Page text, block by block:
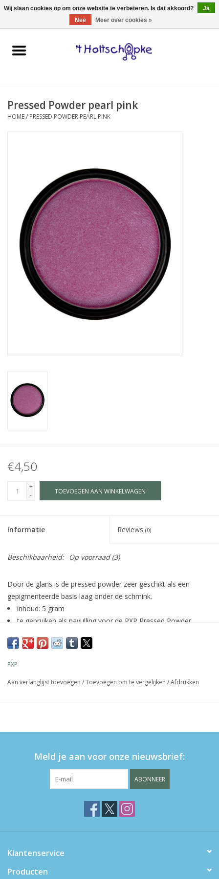
0 Artikelen - €0,00
Home
spellen
hebbedingen
kinderkamer
eten & drinken
knuffels
Pressed Powder pearl pink
HOME/ PRESSED POWDER PEARL PINK
€4,50
+
-
TOEVOEGEN AAN WINKELWAGEN
Informatie Reviews (0)
Beschikbaarheid: Op voorraad(3)
Door de glans is de pressed powder zeer geschikt als een
gepigmenteerde basis laag onder de schmink.
inhoud: 5 gram
te gebruiken als navulling voor de PXP Pressed Powder
aanbrengen over een cake make-up of een lichte kleur
aanbrengen met een lange kabuki borstel of lollypop
PXP
Aan verlanglijst toevoegen /Toevoegen om te vergelijken /Afdrukken
Meld je aan voor onze nieuwsbrief:
ABONNEER
Klantenservice
Producten
Wij slaan cookies op om onze website te verbeteren. Is dat akkoord?
Ja
Nee
Meer over cookies »